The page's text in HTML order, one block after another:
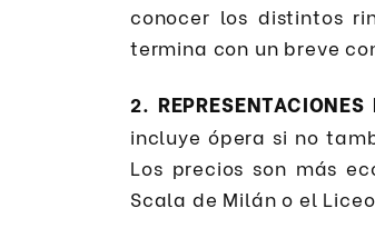
conocer los distintos
termina con un breve
2.
incluye ópera si no
Los precios son más
Scala de Milán o el